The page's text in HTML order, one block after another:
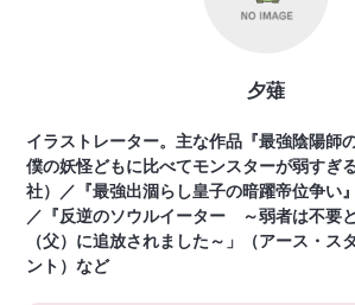
夕薙
イラストレーター。主な作品『最強陰陽師
僕の妖怪どもに比べてモンスターが弱すぎ
社）／『最強出涸らし皇子の暗躍帝位争い
／『反逆のソウルイーター ～弱者は不要
（父）に追放されました～」（アース・ス
ント）など